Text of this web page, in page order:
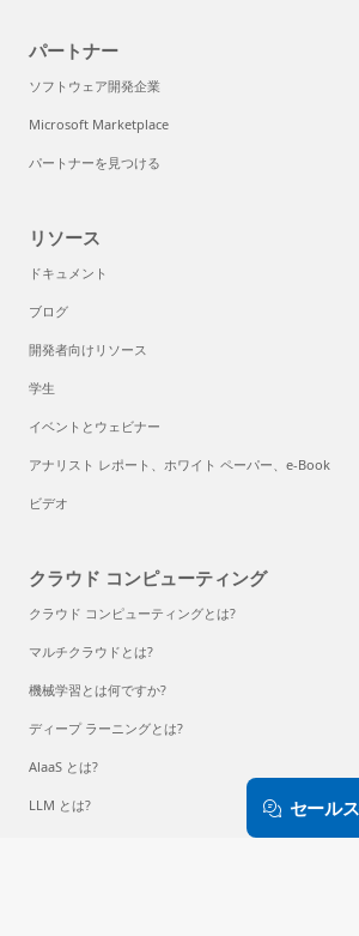
パートナー
ソフトウェア開発企業
Microsoft Marketplace
パートナーを見つける
リソース
ドキュメント
ブログ
開発者向けリソース
学生
イベントとウェビナー
アナリスト レポート、ホワイト ペーパー、e-Book
ビデオ
クラウド コンピューティング
クラウド コンピューティングとは?
マルチクラウドとは?
機械学習とは何ですか?
ディープ ラーニングとは?
AlaaS とは?
LLM とは? セール